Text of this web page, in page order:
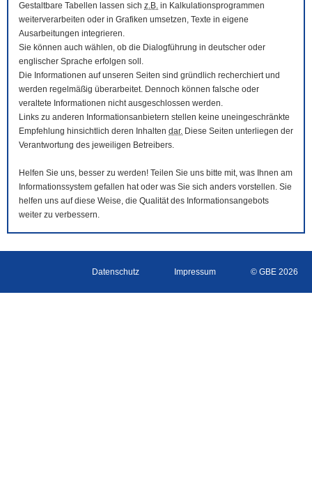
Gestaltbare Tabellen lassen sich z.B. in Kalkulationsprogrammen
weiterverarbeiten oder in Grafiken umsetzen, Texte in eigene
Ausarbeitungen integrieren.
Sie können auch wählen, ob die Dialogführung in deutscher oder
englischer Sprache erfolgen soll.
Die Informationen auf unseren Seiten sind gründlich recherchiert und
werden regelmäßig überarbeitet. Dennoch können falsche oder
veraltete Informationen nicht ausgeschlossen werden.
Links zu anderen Informationsanbietern stellen keine uneingeschränkte
Empfehlung hinsichtlich deren Inhalten dar. Diese Seiten unterliegen der
Verantwortung des jeweiligen Betreibers.
Helfen Sie uns, besser zu werden! Teilen Sie uns bitte mit, was Ihnen am
Informationssystem gefallen hat oder was Sie sich anders vorstellen. Sie
helfen uns auf diese Weise, die Qualität des Informationsangebots
weiter zu verbessern.
Datenschutz Impressum © GBE 2026